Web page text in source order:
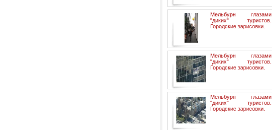
Мельбурн глазами
"диких" туристов.
Городские зарисовки.
Мельбурн глазами
"диких" туристов.
Городские зарисовки.
Мельбурн глазами
"диких" туристов.
Городские зарисовки.